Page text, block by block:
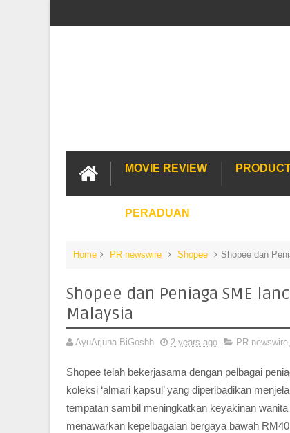
MOVIE REVIEW
PERADUAN
Home PR newswire Shopee Shopee dan
Shopee dan Peniaga SME
Malaysia
AyuArjuna BiGoshh 2 years ago PR newswire,
Shopee telah bekerjasama dengan pelbagai
koleksi ‘almari kapsul’ yang diperibadikan
tempatan sambil meningkatkan keyakinan
menawarkan kepelbagaian bergaya bawah